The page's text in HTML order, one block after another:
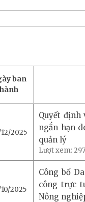
ban
hành
12/2025
Quyết định
ngắn hạn
quản lý
Lượt xem:297
10/2025
Công bố
công trực
Nông